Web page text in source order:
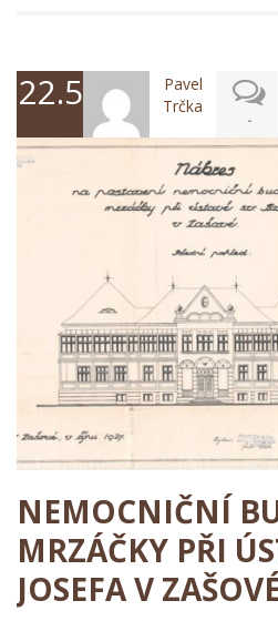
22.5.2017Pavel
Trčka
-
NEMOCNIČNÍ
MRZÁČKY PŘI
JOSEFA V